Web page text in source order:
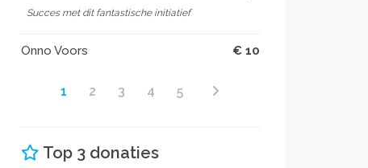
Succes met dit fantastische initiatief
Onno Voors € 10
1 2 3 4 5
Top 3 donaties